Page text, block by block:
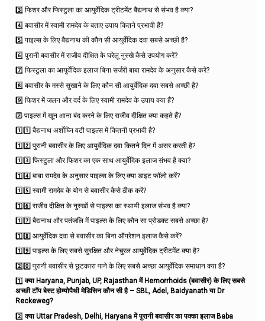
3️⃣ फिशर और फिस्टुला का आयुर्वेदिक ट्रीटमेंट बैद्यनाथ से संभव है क्या?
4️⃣ बवासीर में स्वामी रामदेव के बताए उपाय कितने प्रभावी हैं?
5️⃣ पाइल्स के लिए बैद्यनाथ की कौन सी आयुर्वेदिक दवा सबसे अच्छी है?
6️⃣ पुरानी बवासीर में राजीव दीक्षित के घरेलू नुस्खे कैसे उपयोग करें?
7️⃣ फिस्टुला का आयुर्वेदिक इलाज बिना सर्जरी बाबा रामदेव के अनुसार कैसे करें?
8️⃣ बवासीर के मस्से सुखाने के लिए कौन सी आयुर्वेदिक दवा सबसे अच्छी है?
9️⃣ फिशर में जलन और दर्द के लिए स्वामी रामदेव के उपाय क्या हैं?
🔟 पाइल्स में खून आना बंद करने के लिए राजीव दीक्षित क्या कहते हैं?
1️⃣1️⃣ बैद्यनाथ अर्शोघ्नि वटी पाइल्स में कितनी प्रभावी है?
1️⃣2️⃣ पुरानी बवासीर के लिए आयुर्वेदिक दवा कितने दिन में असर करती है?
1️⃣3️⃣ फिस्टुला और फिशर का एक साथ आयुर्वेदिक इलाज संभव है क्या?
1️⃣4️⃣ बाबा रामदेव के अनुसार पाइल्स के लिए क्या डाइट फॉलो करें?
1️⃣5️⃣ स्वामी रामदेव के योग से बवासीर कैसे ठीक करें?
1️⃣6️⃣ राजीव दीक्षित के नुस्खों से पाइल्स का स्थायी इलाज संभव है क्या?
1️⃣7️⃣ बैद्यनाथ और पतंजलि में पाइल्स के लिए कौन सा प्रोडक्ट सबसे अच्छा है?
1️⃣8️⃣ आयुर्वेदिक दवा से बवासीर का बिना ऑपरेशन इलाज कैसे करें?
1️⃣9️⃣ पाइल्स के लिए सबसे सुरक्षित और नेचुरल आयुर्वेदिक ट्रीटमेंट क्या है?
2️⃣0️⃣ पुरानी बवासीर से छुटकारा पाने के लिए सबसे अच्छा आयुर्वेदिक समाधान क्या है?
1️⃣क्या Haryana, Punjab, UP, Rajasthan में Hemorrhoids (बवासीर) के लिए सबसे
अच्छी टॉप बेस्ट होम्योपैथी मेडिसिन कौन सी है – SBL, Adel, Baidyanath या Dr
Reckeweg?
2️⃣क्या Uttar Pradesh, Delhi, Haryana में पुरानी बवासीर का पक्का इलाज Baba